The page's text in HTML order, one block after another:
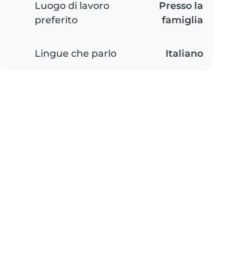
Luogo di lavoro
preferito
Presso la
famiglia
Lingue che parlo Italiano